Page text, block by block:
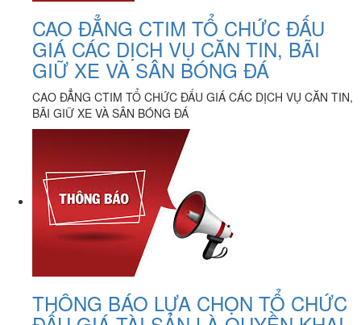
CAO ĐẲNG CTIM TỔ CHỨC ĐẤU
GIÁ CÁC DỊCH VỤ CĂN TIN, BÃI
GIỮ XE VÀ SÂN BÓNG ĐÁ
CAO ĐẲNG CTIM TỔ CHỨC ĐẤU GIÁ CÁC DỊCH VỤ CĂN TIN,
BÃI GIỮ XE VÀ SÂN BÓNG ĐÁ
THÔNG BÁO LỰA CHỌN TỔ CHỨC